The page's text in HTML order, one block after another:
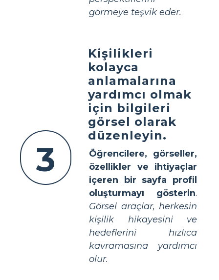
görmeye teşvik eder.
3
Kişilikleri
kolayca
anlamalarına
yardımcı olmak
için bilgileri
görsel olarak
düzenleyin.
Öğrencilere, görseller,
özellikler ve ihtiyaçlar
içeren bir sayfa profil
oluşturmayı gösterin.
Görsel araçlar, herkesin
kişilik hikayesini ve
hedeflerini hızlıca
kavramasına yardımcı
olur.